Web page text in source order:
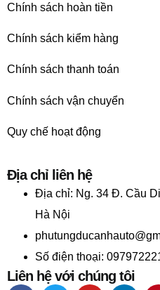
Chính sách hoàn tiền
Chính sách kiểm hàng
Chính sách thanh toán
Chính sách vận chuyển
Quy chế hoạt động
Địa chỉ liên hệ
Địa chỉ: Ng. 34 Đ. Cầu
Hà Nội
Số điện thoại:
Liên hệ với chúng tôi